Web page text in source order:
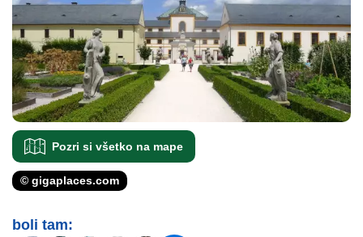
Pozri si všetko na mape
© gigaplaces.com
boli tam: